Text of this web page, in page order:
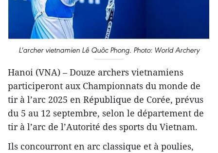
L'archer vietnamien Lê Quôc Phong. Photo: World Archery
Hanoi (VNA) – Douze archers vietnamiens
participeront aux Championnats du monde de
tir à l’arc 2025 en République de Corée, prévus
du 5 au 12 septembre, selon le département de
tir à l’arc de l’Autorité des sports du Vietnam.
Ils concourront en arc classique et à poulies,